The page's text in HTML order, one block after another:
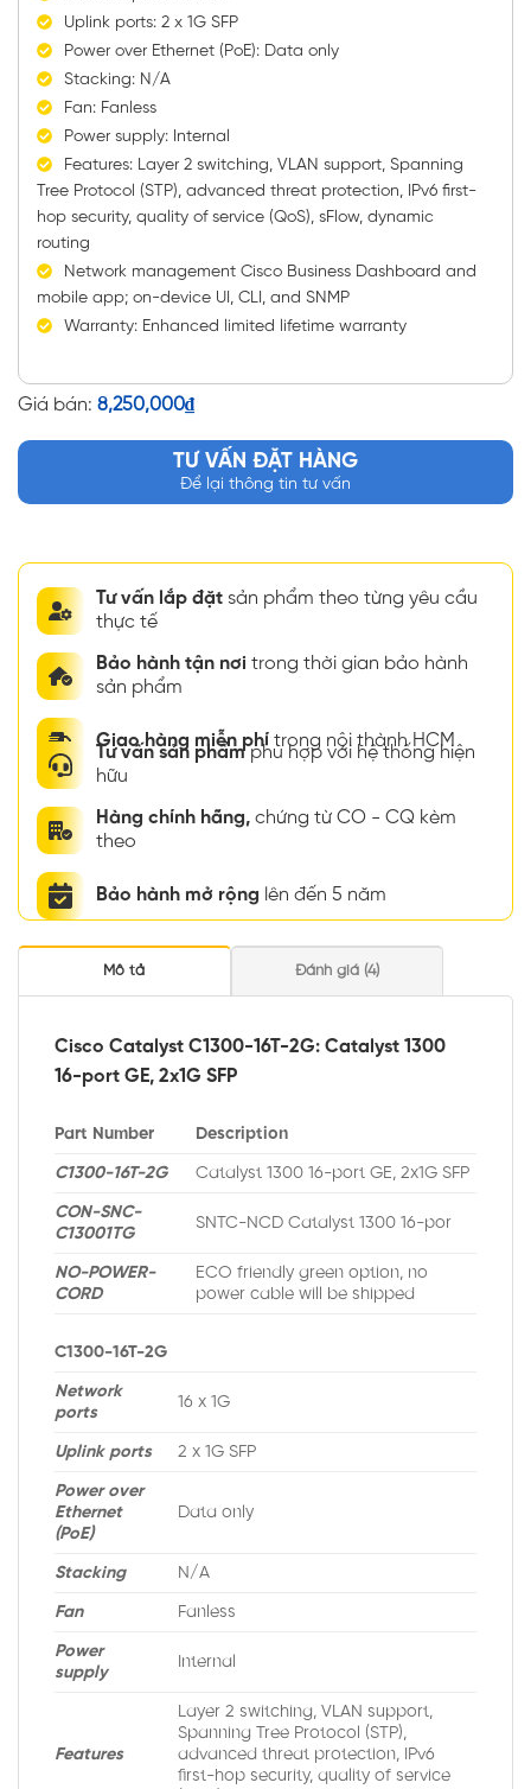
Uplink ports: 2 x 1G SFP
Power over Ethernet (PoE): Data only
Stacking: N/A
Fan: Fanless
Power supply: Internal
Features: Layer 2 switching, VLAN support, Spanning
Tree Protocol (STP), advanced threat protection, IPv6 first-
hop security, quality of service (QoS), sFlow, dynamic
routing
Network management Cisco Business Dashboard and
mobile app; on-device UI, CLI, and SNMP
Warranty: Enhanced limited lifetime warranty
Giá bán: 8,250,000₫
TƯ VẤN ĐẶT HÀNG
Để lại thông tin tư vấn
Tư vấn lắp đặt sản phẩm theo từng yêu cầu
thực tế
Bảo hành tận nơi trong thời gian bảo hành
sản phẩm
Giao hàng miễn phí trong nội thành HCM
Tư vấn sản phẩmphù hợp với hệ thống hiện
hữu
Hàng chính hãng, chứng từ CO - CQ kèm
theo
Bảo hành mở rộng lên đến 5 năm
Mô tả Đánh giá (4)
Cisco Catalyst C1300-16T-2G: Catalyst 1300
16-port GE, 2x1G SFP
Part Number Description
C1300-16T-2G Catalyst 1300 16-port GE, 2x1G SFP
CON-SNC-
C13001TG
SNTC-NCD Catalyst 1300 16-por
NO-POWER-
CORD
ECO friendly green option, no
power cable will be shipped
C1300-16T-2G
Network
ports
16 x 1G
Uplink ports 2 x 1G SFP
Power over
Ethernet
(PoE)
Data only
Stacking N/A
Fan Fanless
Power
supply
Internal
Features
Layer 2 switching, VLAN support,
Spanning Tree Protocol (STP),
advanced threat protection, IPv6
first-hop security, quality of service